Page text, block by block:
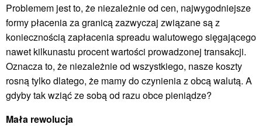
Problemem jest to, że niezależnie od cen, najwygodniejsze
formy płacenia za granicą zazwyczaj związane są z
koniecznością zapłacenia spreadu walutowego sięgającego
nawet kilkunastu procent wartości prowadzonej transakcji.
Oznacza to, że niezależnie od wszystkiego, nasze koszty
rosną tylko dlatego, że mamy do czynienia z obcą walutą. A
gdyby tak wziąć ze sobą od razu obce pieniądze?
Mała rewolucja